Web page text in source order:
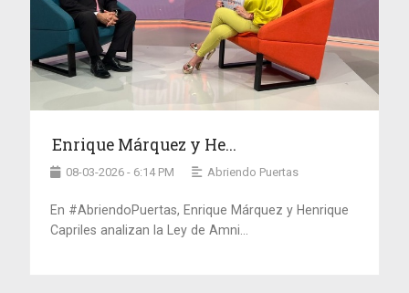
Enrique Márquez y He...
08-03-2026 - 6:14 PM Abriendo Puertas
En #AbriendoPuertas, Enrique Márquez y Henrique
Capriles analizan la Ley de Amni...